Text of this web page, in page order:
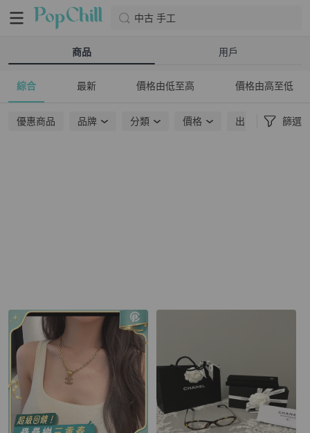
中古 手工
商品 用戶
綜合 最新 價格由低至高 價格由高至低
優惠商品 品牌 分類 價格 出貨地點 篩選